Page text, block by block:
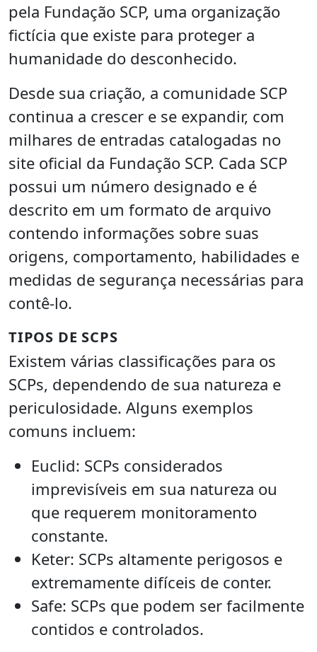
pela Fundação SCP, uma organização
fictícia que existe para proteger a
humanidade do desconhecido.
Desde sua criação, a comunidade SCP
continua a crescer e se expandir, com
milhares de entradas catalogadas no
site oficial da Fundação SCP. Cada SCP
possui um número designado e é
descrito em um formato de arquivo
contendo informações sobre suas
origens, comportamento, habilidades e
medidas de segurança necessárias para
contê-lo.
TIPOS DE SCPS
Existem várias classificações para os
SCPs, dependendo de sua natureza e
periculosidade. Alguns exemplos
comuns incluem:
Euclid: SCPs considerados
imprevisíveis em sua natureza ou
que requerem monitoramento
constante.
Keter: SCPs altamente perigosos e
extremamente difíceis de conter.
Safe: SCPs que podem ser facilmente
contidos e controlados.